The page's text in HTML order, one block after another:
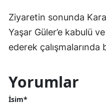
Ziyaretin sonunda
Yaşar Güler’e kabulü
ederek çalışmalarında
Yorumlar
İsim*